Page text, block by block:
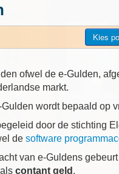
Kies
ofwel de e-Gulden,
markt.
wordt bepaald op
door de stichting
de software
van e-Guldens
contant geld .